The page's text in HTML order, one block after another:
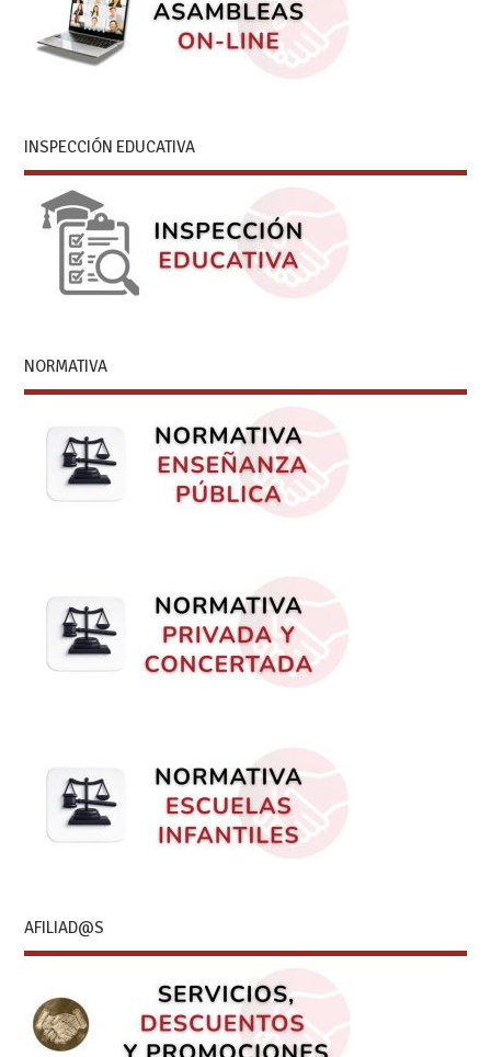
INSPECCIÓN EDUCATIVA
NORMATIVA
AFILIAD@S